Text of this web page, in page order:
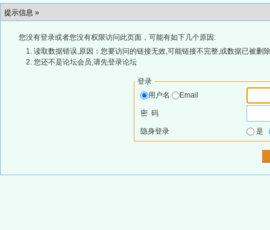
提示信息 »
您没有登录或者您没有权限访问此页面，可能有如下几个原因:
读取数据错误,原因：您要访问的链接无效,可能链接不完整,或数据已被删
您还不是论坛会员,请先登录论坛
登录
用户名
Email
密 码
隐身登录 是